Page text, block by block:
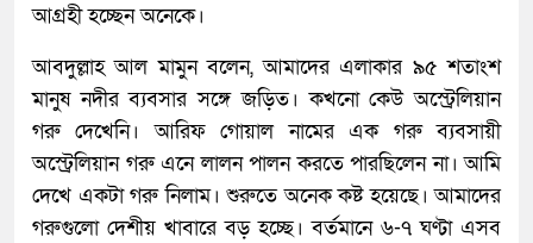
আগ্রহী হচ্ছেন অনেকে।
আবদুল্লাহ আল মামুন বলেন, আমাদের এলাকার ৯৫ শতাংশ
মানুষ নদীর ব্যবসার সঙ্গে জড়িত। কখনো কেউ অস্ট্রেলিয়ান
গরু দেখেনি। আরিফ গোয়াল নামের এক গরু ব্যবসায়ী
অস্ট্রেলিয়ান গরু এনে লালন পালন করতে পারছিলেন না। আমি
দেখে একটা গরু নিলাম। শুরুতে অনেক কষ্ট হয়েছে। আমাদের
গরুগুলো দেশীয় খাবারে বড় হচ্ছে। বর্তমানে ৬-৭ ঘণ্টা এসব